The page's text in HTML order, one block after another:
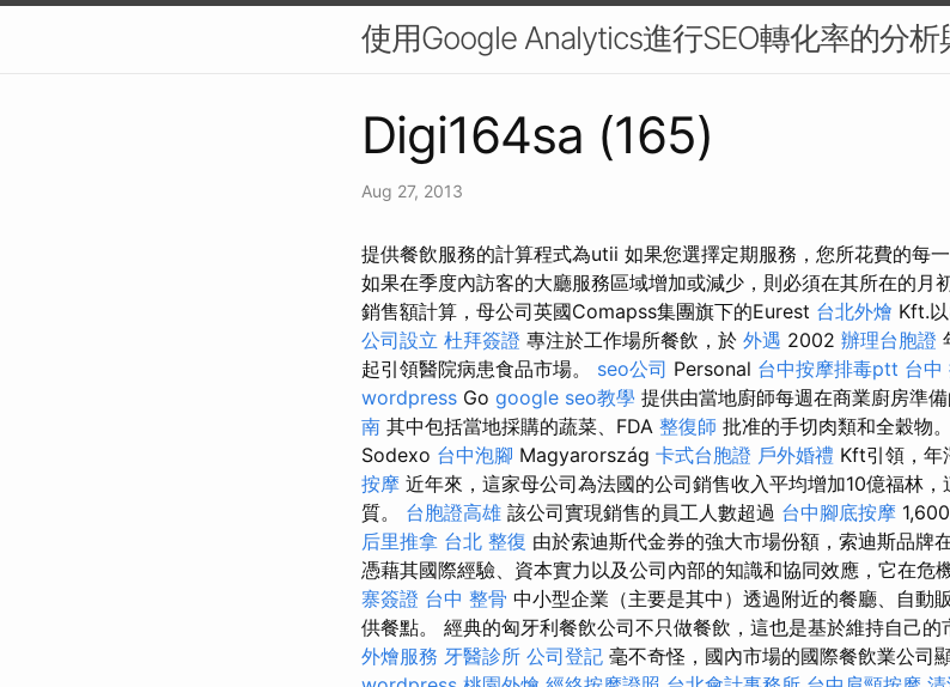
使用Google Analytics進行SEO轉化率的分析
Digi164sa (165)
Aug 27, 2013
提供餐飲服務的計算程式為utii 如果您選擇定期服務，您所花費的每
如果在季度內訪客的大廳服務區域增加或減少，則必須在其所在的月
銷售額計算，母公司英國Comapss集團旗下的Eurest 台北外燴 Kft.
公司設立 杜拜簽證 專注於工作場所餐飲，於 外遇 2002 辦理台胞證
起引領醫院病患食品市場。 seo公司 Personal 台中按摩排毒ptt 台中
wordpress Go google seo教學 提供由當地廚師每週在商業廚房準
南 其中包括當地採購的蔬菜、FDA 整復師 批准的手切肉類和全穀物
Sodexo 台中泡腳 Magyarország 卡式台胞證 戶外婚禮 Kft引領，年
按摩 近年來，這家母公司為法國的公司銷售收入平均增加10億福林
質。 台胞證高雄 該公司實現銷售的員工人數超過 台中腳底按摩 1,600
后里推拿 台北 整復 由於索迪斯代金券的強大市場份額，索迪斯品牌
憑藉其國際經驗、資本實力以及公司內部的知識和協同效應，它在危
寨簽證 台中 整骨 中小型企業（主要是其中）透過附近的餐廳、自動
供餐點。 經典的匈牙利餐飲公司不只做餐飲，這也是基於維持自己的
外燴服務 牙醫診所 公司登記 毫不奇怪，國內市場的國際餐飲業公司